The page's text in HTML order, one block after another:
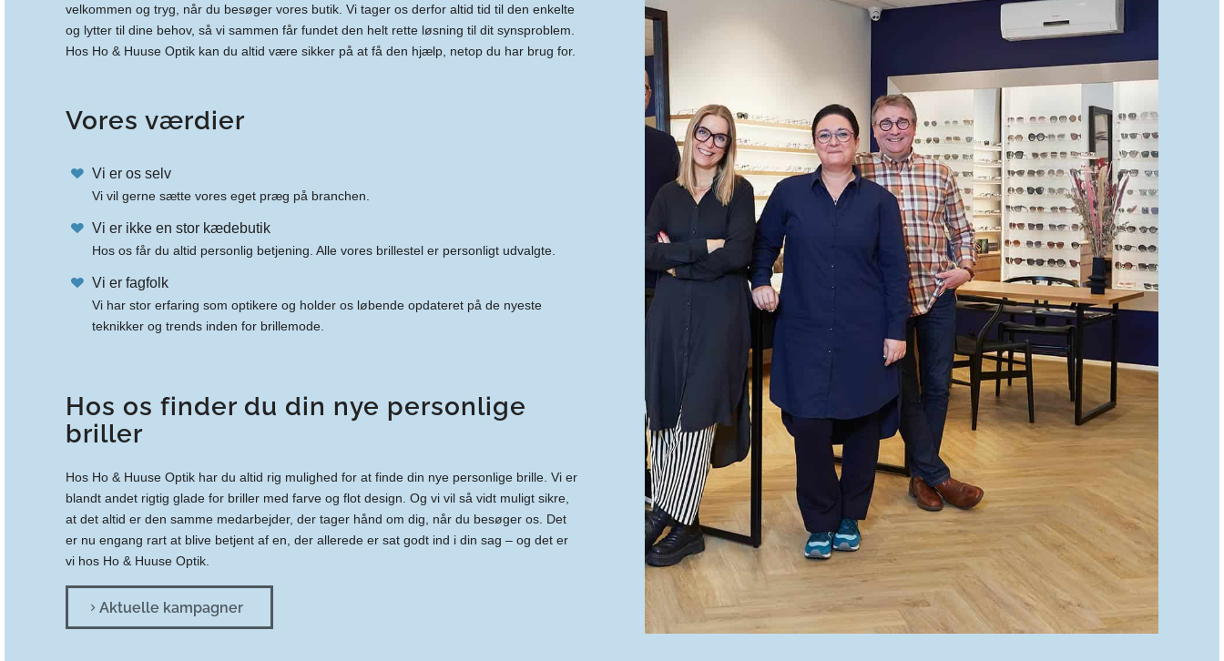
velkommen og tryg, når du besøger vores butik. Vi tager os derfor altid tid til den enkelte
og lytter til dine behov, så vi sammen får fundet den helt rette løsning til dit synsproblem.
Hos Ho & Huuse Optik kan du altid være sikker på at få den hjælp, netop du har brug for.
Vores værdier
Vi er os selv
Vi vil gerne sætte vores eget præg på branchen.
Vi er ikke en stor kædebutik
Hos os får du altid personlig betjening. Alle vores brillestel er personligt udvalgte.
Vi er fagfolk
Vi har stor erfaring som optikere og holder os løbende opdateret på de nyeste
teknikker og trends inden for brillemode.
Hos os finder du din nye personlige
briller
Hos Ho & Huuse Optik har du altid rig mulighed for at finde din nye personlige brille. Vi er
blandt andet rigtig glade for briller med farve og flot design. Og vi vil så vidt muligt sikre,
at det altid er den samme medarbejder, der tager hånd om dig, når du besøger os. Det
er nu engang rart at blive betjent af en, der allerede er sat godt ind i din sag – og det er
vi hos Ho & Huuse Optik.
Aktuelle kampagner